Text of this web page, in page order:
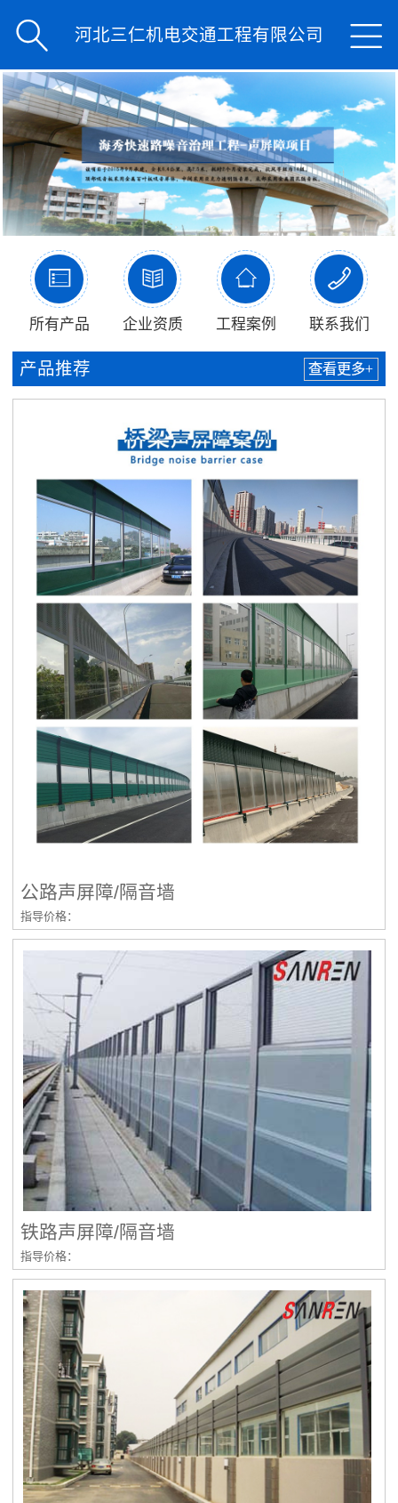

 河北三仁机电交通工程有限公司

所有产品

企业资质

工程案例

联系我们
产品推荐 查看更多+
公路声屏障/隔音墙
指导价格：
铁路声屏障/隔音墙
指导价格：